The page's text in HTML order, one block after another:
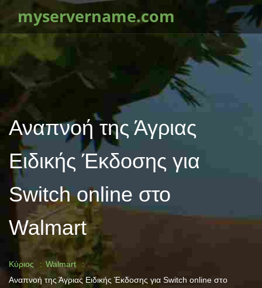
myservername.com
Αναπνοή της Άγριας
Ειδικής Έκδοσης για
Switch online στο
Walmart
Κύριος
Walmart
Αναπνοή της Άγριας Ειδικής Έκδοσης για Switch online στο